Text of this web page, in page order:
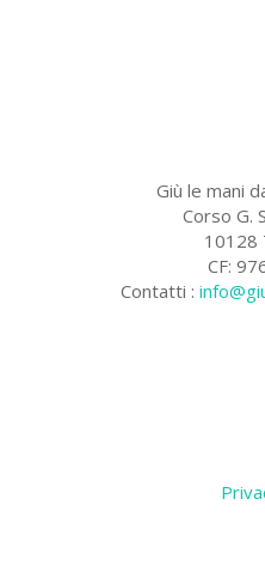
Giù le mani
Corso G.
10128
CF:
Contatti :